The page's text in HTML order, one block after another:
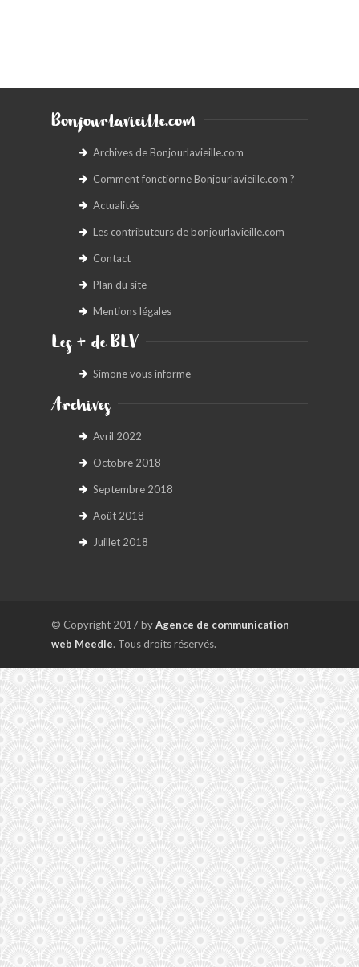
Bonjourlavieille.com
Archives de Bonjourlavieille.com
Comment fonctionne Bonjourlavieille.com ?
Actualités
Les contributeurs de bonjourlavieille.com
Contact
Plan du site
Mentions légales
Les + de BLV
Simone vous informe
Archives
Avril 2022
Octobre 2018
Septembre 2018
Août 2018
Juillet 2018
© Copyright 2017 byAgence de communication
web Meedle. Tous droits réservés.